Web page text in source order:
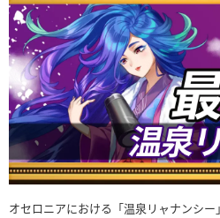
オセロニアにおける「温泉リャナンシ